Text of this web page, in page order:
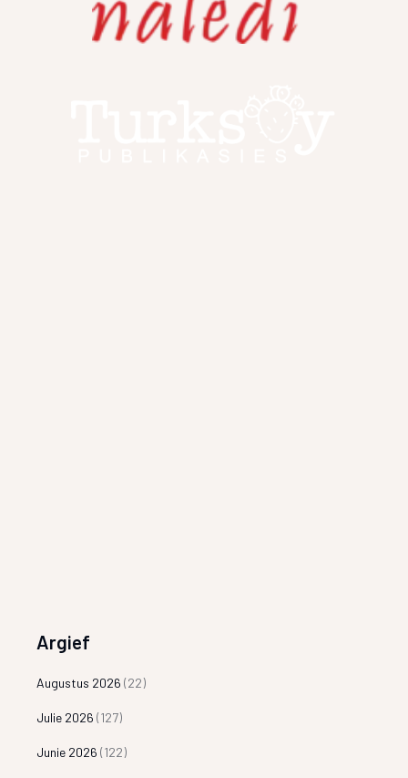
Argief
Augustus 2026 (22)
Julie 2026 (127)
Junie 2026 (122)